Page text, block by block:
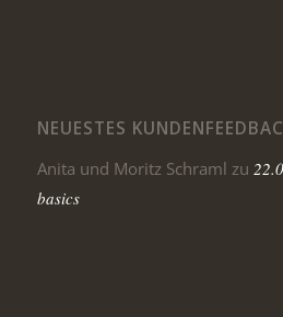
NEUESTES
Anita und Moritz Schraml zu
basics